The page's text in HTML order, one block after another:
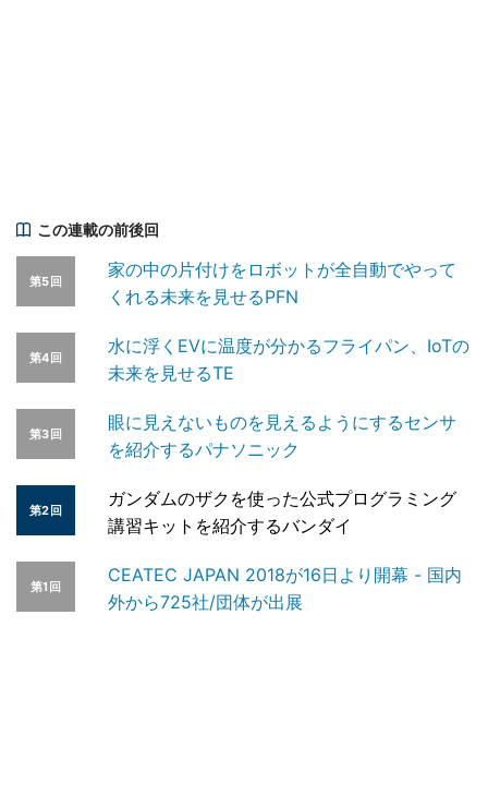
この連載の前後回
第5回
家の中の片付けをロボットが全自動でやって
くれる未来を見せるPFN
第4回
水に浮くEVに温度が分かるフライパン、IoTの
未来を見せるTE
第3回
眼に見えないものを見えるようにするセンサ
を紹介するパナソニック
第2回
ガンダムのザクを使った公式プログラミング
講習キットを紹介するバンダイ
第1回
CEATEC JAPAN 2018が16日より開幕 - 国内
外から725社/団体が出展